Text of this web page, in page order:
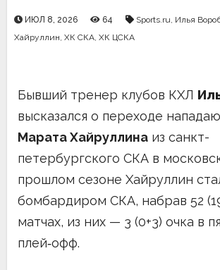
ИЮЛ 8, 2026 64 Sports.ru, Илья
Хайруллин, ХК СКА, ХК ЦСКА
Бывший тренер клубов КХЛ
высказался о переходе
Марата Хайруллина из санкт-
петербургского СКА в
прошлом сезоне Хайруллин
бомбардиром СКА, набрав 52
матчах, из них — 3 (0+3) очка в
плей‑офф.